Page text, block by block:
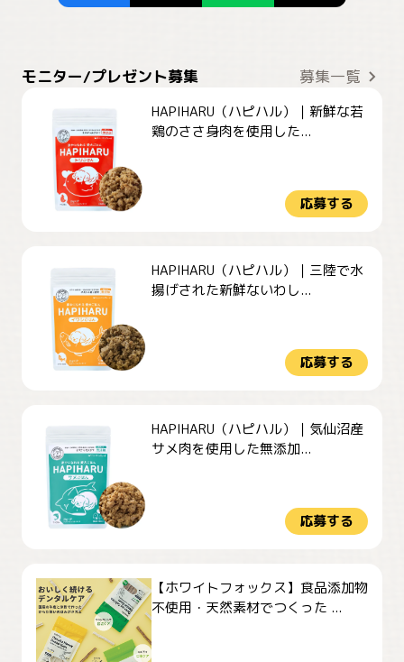
モニター/プレゼント募集 募集一覧
HAPIHARU（ハピハル）｜新鮮な若
鶏のささ身肉を使用した...
応募する
HAPIHARU（ハピハル）｜三陸で水
揚げされた新鮮ないわし...
応募する
HAPIHARU（ハピハル）｜気仙沼産
サメ肉を使用した無添加...
応募する
【ホワイトフォックス】食品添加物
不使用・天然素材でつくった ...